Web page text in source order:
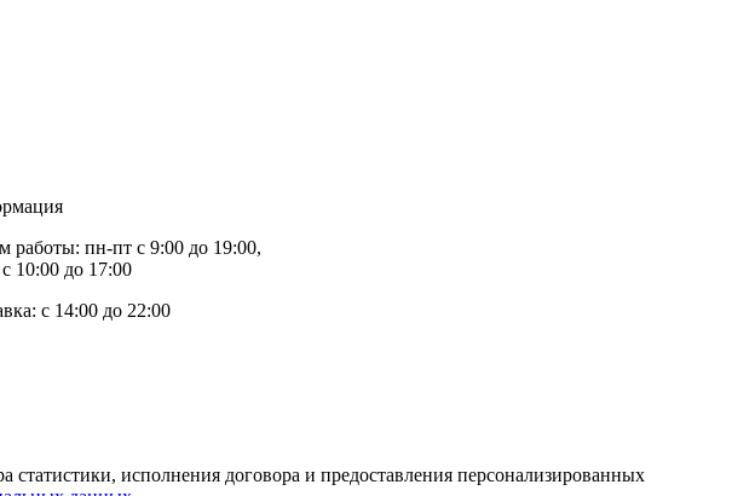
работы: пн-пт с 9:00 до 19:00,
10:00 до 17:00
с 14:00 до 22:00
исполнения договора и предоставления персонализированных